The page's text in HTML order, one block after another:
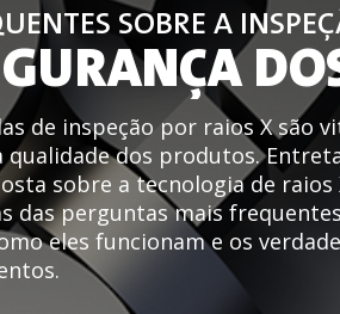
SOBRE A
de inspeção por raios X são
qualidade dos produtos.
sobre a tecnologia de raios
das perguntas mais
eles funcionam e os